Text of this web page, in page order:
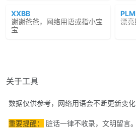
XXBB
谢谢爸爸，网络用语或指小宝
宝
漂亮
关于工具
数据仅供参考，网络用语会不断更新变
重要提醒： 脏话一律不收录，文明留言。